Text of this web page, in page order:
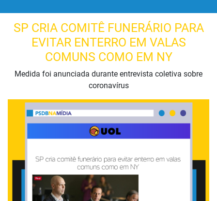
SP CRIA COMITÊ FUNERÁRIO PARA
EVITAR ENTERRO EM VALAS
COMUNS COMO EM NY
Medida foi anunciada durante entrevista coletiva sobre
coronavírus